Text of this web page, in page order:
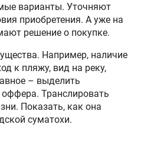
варианты. Уточняют
приобретения. А уже на
решение о покупке.
Например, наличие
к пляжу, вид на реку,
– выделить
оффера. Транслировать
Показать, как она
суматохи.